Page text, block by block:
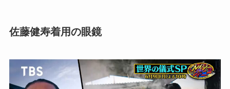
佐藤健寿着用の眼鏡